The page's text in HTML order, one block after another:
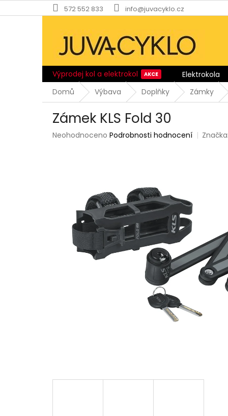
na
572 552 833 info@juvacyklo.cz
Výprodej kol a elektrokol Elektrokola
Domů
Výbava Doplňky Zámky
Zámek KLS Fold 30
Průměrné
hvězdiček.
Neohodnoceno Podrobnosti hodnocení